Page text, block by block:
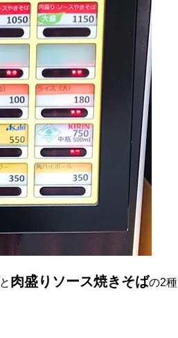
と 肉盛りソース焼きそばの2種